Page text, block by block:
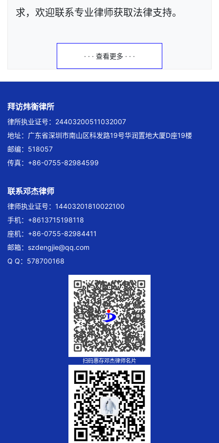
求，欢迎联系专业律师获取法律支持。
· · · 查看更多 · · ·
拜访炜衡律所
律所执业证号：24403200511032007
地址：广东省深圳市南山区科发路19号华润置地大厦D座19楼
邮编：518057
传真：+86-0755-82984599
联系邓杰律师
律师执业证号：14403201810022100
手机：+8613715198118
座机：+86-0755-82984411
邮箱： szdengjie@qq.com
Q Q：578700168
扫码惠存邓杰律师名片